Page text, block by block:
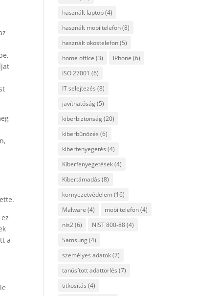
a
használt laptop(4)
használt mobiltelefon(8)
használt okostelefon(5)
home office (3) iPhone (6)
ISO 27001 (6)
IT selejtezés (8)
javíthatóság(5)
kiberbiztonság(20)
kiberbűnözés (6)
kiberfenyegetés (4)
Kiberfenyegetések(4)
Kibertámadás (8)
környezetvédelem(16)
Malware (4) mobiltelefon(4)
nis2(6) NIST 800-88(4)
Samsung(4)
személyes adatok(7)
tanúsított adattörlés (7)
titkosítás (4)